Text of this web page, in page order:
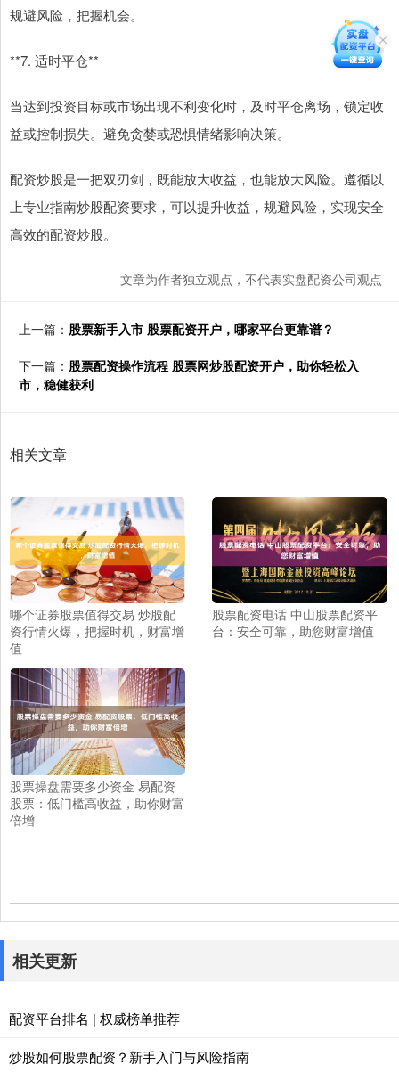
规避风险，把握机会。
**7. 适时平仓**
当达到投资目标或市场出现不利变化时，及时平仓离场，锁定收
益或控制损失。避免贪婪或恐惧情绪影响决策。
配资炒股是一把双刃剑，既能放大收益，也能放大风险。遵循以
上专业指南炒股配资要求，可以提升收益，规避风险，实现安全
高效的配资炒股。
文章为作者独立观点，不代表实盘配资公司观点
上一篇： 股票新手入市 股票配资开户，哪家平台更靠谱？
下一篇： 股票配资操作流程 股票网炒股配资开户，助你轻松入
市，稳健获利
相关文章
哪个证券股票值得交易 炒股配
资行情火爆，把握时机，财富增
值
股票配资电话 中山股票配资平
台：安全可靠，助您财富增值
股票操盘需要多少资金 易配资
股票：低门槛高收益，助你财富
倍增
相关更新
配资平台排名 | 权威榜单推荐
炒股如何股票配资？新手入门与风险指南